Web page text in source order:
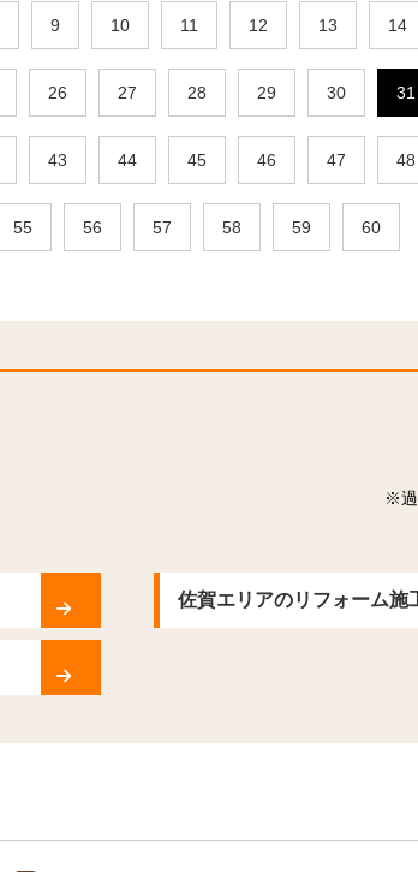
9 10 11 12 13 14
26 27 28 29 30 31
43 44 45 46 47 48
55 56 57 58 59 60
※過
佐賀エリアのリフォーム施